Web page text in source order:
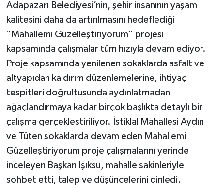
Adapazarı Belediyesi’nin, şehir insanının yaşam
kalitesini daha da artırılmasını hedeflediği
“Mahallemi Güzelleştiriyorum” projesi
kapsamında çalışmalar tüm hızıyla devam ediyor.
Proje kapsamında yenilenen sokaklarda asfalt ve
altyapıdan kaldırım düzenlemelerine, ihtiyaç
tespitleri doğrultusunda aydınlatmadan
ağaçlandırmaya kadar birçok başlıkta detaylı bir
çalışma gerçekleştiriliyor. İstiklal Mahallesi Aydın
ve Tüten sokaklarda devam eden Mahallemi
Güzelleştiriyorum proje çalışmalarını yerinde
inceleyen Başkan Işıksu, mahalle sakinleriyle
sohbet etti, talep ve düşüncelerini dinledi.